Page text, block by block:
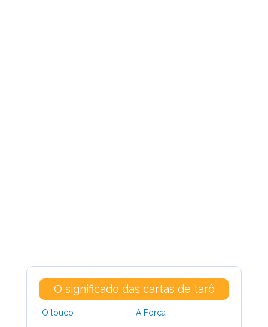
O significado das cartas de tarô
O louco A Força